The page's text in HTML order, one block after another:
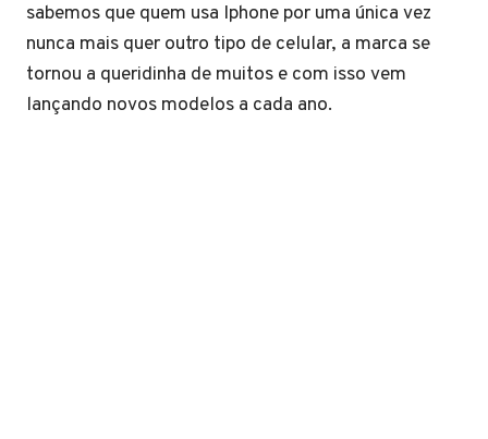
sabemos que quem usa Iphone por uma única vez
nunca mais quer outro tipo de celular, a marca se
tornou a queridinha de muitos e com isso vem
lançando novos modelos a cada ano.